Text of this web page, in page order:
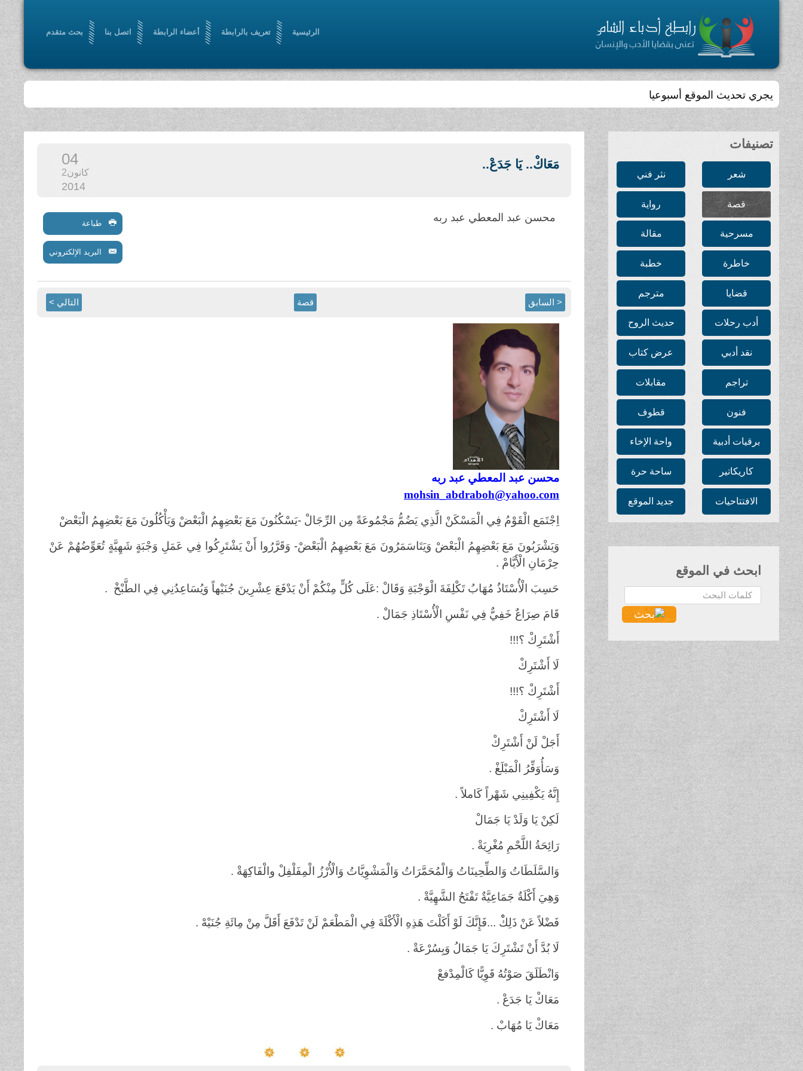
الرئيسية تعريف بالرابطة أعضاء الرابطة اتصل بنا بحث متقدم
يجري تحديث الموقع أسبوعيا
تصنيفات
شعر نثر فني
قصة رواية
مسرحية مقالة
خاطرة خطبة
قضايا مترجم
أدب رحلات حديث الروح
نقد أدبي عرض كتاب
تراجم مقابلات
فنون قطوف
برقيات أدبية واحة الإخاء
كاريكاتير ساحة حرة
الافتتاحيات جديد الموقع
ابحث في الموقع
البحث...
مَعَاكْ.. يَا جَدَعْ.. 04
كانون2
2014
محسن عبد المعطي عبد ربه طباعة
البريد الإلكتروني
< السابق قصة التالي >
محسن عبد المعطي عبد ربه
mohsin_abdraboh@yahoo.com
اِجْتَمَع الْقَوْمُ فِي الْمَسْكَنْ الَّذِي يَضُمُّ مَجْمُوعَةً مِن الرِّجَالْ -يَسْكُنُونَ مَعَ بَعْضِهِمُ الْبَعْضْ وَيَأْكُلُونَ مَعَ بَعْضِهِمُ الْبَعْضْ
وَيَشْرَبُونَ مَعَ بَعْضِهِمُ الْبَعْضْ وَيَتَاسَمَرُونَ مَعَ بَعْضِهِمُ الْبَعْضْ- وَقَرَّرُوا أَنْ يَشْتَرِكُوا فِي عَمَلِ وَجْبَةٍ شَهِيَّةٍ تُعَوِّضُهُمْ عَنْ
حِرْمَانِ الْأَيَّامْ .
حَسِبَ الْأُسْتَاذُ مُهَابُ تَكْلِفَةَ الْوَجْبَةِ وَقَالْ :عَلَى كُلٍّ مِنْكُمْ أَنْ يَدْفَعَ عِشْرِينَ جُنَيْهاً وَيُسَاعِدُنِي فِي الطَّبْخْ .
قَامَ صِرَاعٌ خَفِيٌّ فِي نَفْسِ الْأُسْتَاذِ جَمَالْ .
أَشْتَرِكْ ؟!!!
لَا أَشْتَرِكْ
أَشْتَرِكْ ؟!!!
لَا أَشْتَرِكْ
أَجَلْ لَنْ أَشْتَرِكْ
وَسَأُوَفِّرُ الْمَبْلَغْ .
إِنَّهُ يَكْفِينِي شَهْراً كَاملاً .
لَكِنْ يَا وَلَدْ يَا جَمَالْ
رَائِحَةُ اللَّحْمِ مُغْرِيَةْ .
وَالسَّلَطَاتُ وَالطِّحِينَاتُ وَالْمُحَمَّرَاتُ وَالْمَشْوِيَّاتُ وَالْأُرْزُ الْمِفَلْفِلْ والْفَاكِهَةْ .
وَهِيَ أَكْلَةٌ جَمَاعِيَّةٌ تَفْتَحُ الشَّهِيَّةْ .
فَضْلاً عَنْ ذَلِكْْ ...فَإِنَّكَ لَوْ أَكَلْتَ هَذِهِ الْأَكْلَةَ فِي الْمَطْعَمْ لَنْ تَدْفَعَ أَقَلَّ مِنْ مِائَةِ جُنَيْهْ .
لَا بُدَّ أَنْ تَشْتَرِكَ يَا جَمَالُ وَبِسُرْعَةْ .
وَانْطَلَقَ صَوْتُهُ قَوِيًّا كَالْمِدْفعْ
مَعَاكْ يَا جَدَعْ .
مَعَاكْ يَا مُهَابْ .